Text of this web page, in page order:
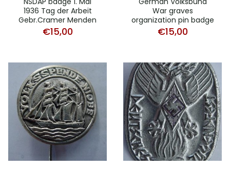
1936 Tag der Arbeit
Gebr.Cramer Menden
€15,00
War graves
organization pin badge
€15,00